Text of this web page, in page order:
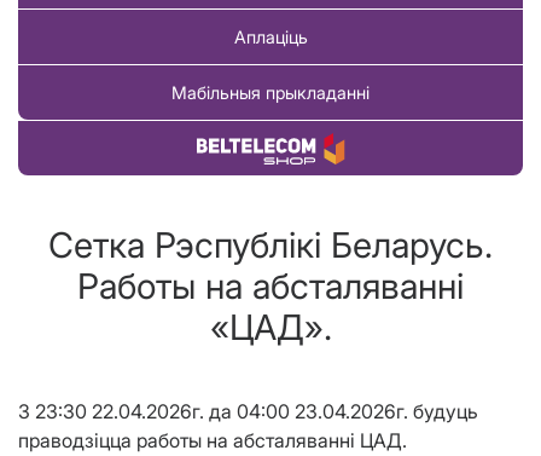
Аплаціць
Мабільныя прыкладанні
Купіць тавар
Сетка Рэспублікі Беларусь.
Работы на абсталяваннi
«ЦАД».
З 23:30 22.04.2026г. да 04:00 23.04.2026г. будуць
праводзіцца работы на абсталяванні ЦАД.